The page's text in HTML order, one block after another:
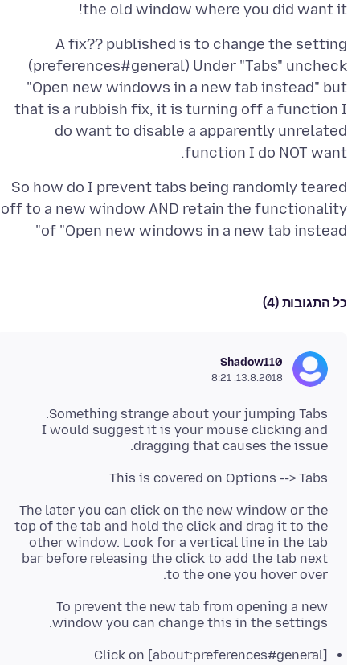
the old window where you did want it!
A fix?? published is to change the setting
(preferences#general) Under "Tabs" uncheck
"Open new windows in a new tab instead" but
that is a rubbish fix, it is turning off a function I
do want to disable a apparently unrelated
function I do NOT want.
So how do I prevent tabs being randomly teared
off to a new window AND retain the functionality
of "Open new windows in a new tab instead"
כל התגובות (4)
Shadow110
13.8.2018, 8:21
I would suggest it is your mouse clicking and
dragging that causes the issue.
This is covered on Options --> Tabs
The later you can click on the new window or the
top of the tab and hold the click and drag it to the
other window. Look for a vertical line in the tab
bar before releasing the click to add the tab next
to the one you hover over.
To prevent the new tab from opening a new
window you can change this in the settings.
Click on [about:preferences#general]